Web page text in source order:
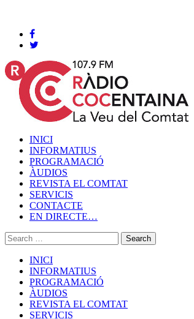
INICI
INFORMATIUS
PROGRAMACIÓ
ÀUDIOS
REVISTA EL COMTAT
SERVICIS
CONTACTE
EN DIRECTE…
INICI
INFORMATIUS
PROGRAMACIÓ
ÀUDIOS
REVISTA EL COMTAT
SERVICIS